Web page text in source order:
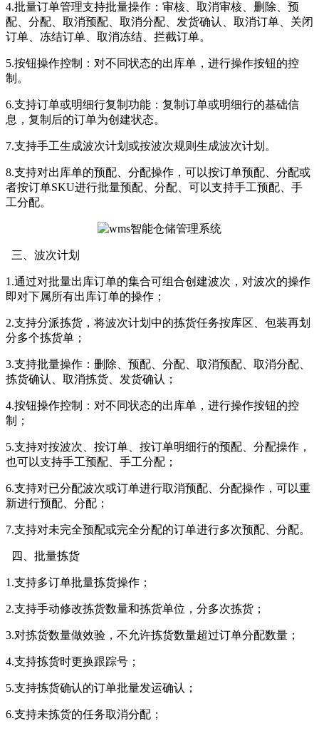
4.批量订单管理支持批量操作：审核、取消审核、删除、预
配、分配、取消预配、取消分配、发货确认、取消订单、关闭
订单、冻结订单、取消冻结、拦截订单。
5.按钮操作控制：对不同状态的出库单，进行操作按钮的控
制。
6.支持订单或明细行复制功能：复制订单或明细行的基础信
息，复制后的订单为创建状态。
7.支持手工生成波次计划或按波次规则生成波次计划。
8.支持对出库单的预配、分配操作，可以按订单预配、分配或
者按订单SKU进行批量预配、分配、可以支持手工预配、手
工分配。
三、波次计划
1.通过对批量出库订单的集合可组合创建波次，对波次的操作
即对下属所有出库订单的操作；
2.支持分派拣货，将波次计划中的拣货任务按库区、包装再划
分多个拣货单；
3.支持批量操作：删除、预配、分配、取消预配、取消分配、
拣货确认、取消拣货、发货确认；
4.按钮操作控制：对不同状态的出库单，进行操作按钮的控
制；
5.支持对按波次、按订单、按订单明细行的预配、分配操作，
也可以支持手工预配、手工分配；
6.支持对已分配波次或订单进行取消预配、分配操作，可以重
新进行预配、分配；
7.支持对未完全预配或完全分配的订单进行多次预配、分配。
四、批量拣货
1.支持多订单批量拣货操作；
2.支持手动修改拣货数量和拣货单位，分多次拣货；
3.对拣货数量做效验，不允许拣货数量超过订单分配数量；
4.支持拣货时更换跟踪号；
5.支持拣货确认的订单批量发运确认；
6.支持未拣货的任务取消分配；